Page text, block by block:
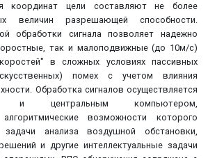
координат цели составляют не более
величин разрешающей способности.
обработки сигнала позволяет надежно
так и малоподвижные (до 10м/с)
в сложных условиях пассивных
помех с учетом влияния
Обработка сигналов осуществляется
и центральным компьютером,
возможности которого
анализа воздушной обстановки,
и другие интеллектуальные задачи